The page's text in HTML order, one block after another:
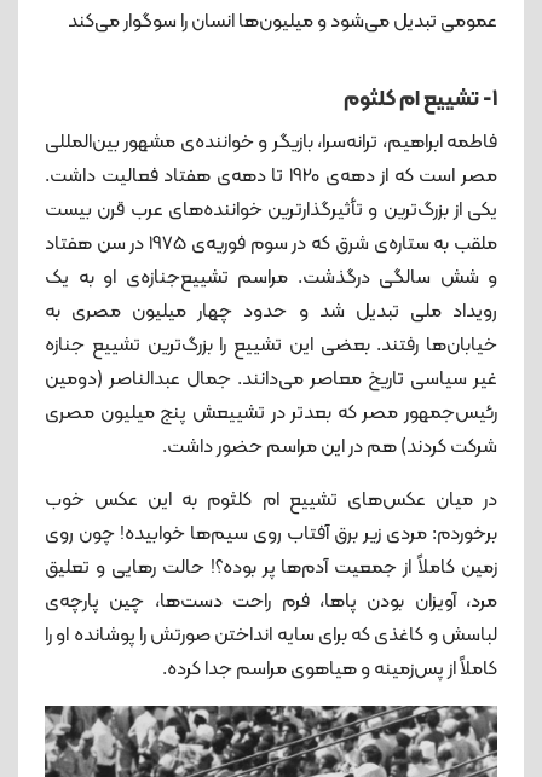
عمومی تبدیل می‌شود و میلیون‌ها انسان را سوگوار می‌کند
۱- تشییع ام کلثوم
فاطمه ابراهیم، ترانه‌سرا، بازیگر و خواننده‌ی مشهور بین‌المللی
مصر است که از دهه‌ی 1920 تا دهه‌ی هفتاد فعالیت داشت.
یکی از بزرگ‌ترین و تأثیرگذارترین خواننده‌های عرب قرن بیست
ملقب به ستاره‌ی شرق که در سوم فوریه‌ی 1975 در سن هفتاد
و شش سالگی درگذشت. مراسم تشییع‌جنازه‌ی او به یک
رویداد ملی تبدیل شد و حدود چهار میلیون مصری به
خیابان‌ها رفتند. بعضی این تشییع را بزرگ‌ترین تشییع جنازه
غیر سیاسی تاریخ معاصر می‌دانند. جمال عبدالناصر (دومین
رئیس‌جمهور مصر که بعدتر در تشییعش پنج میلیون مصری
شرکت کردند) هم در این مراسم حضور داشت.
در میان عکس‌های تشییع ام کلثوم به این عکس خوب
برخوردم: مردی زیر برق آفتاب روی سیم‌ها خوابیده! چون روی
زمین کاملاً از جمعیت آدم‌ها پر بوده؟! حالت رهایی و تعلیق
مرد، آویزان بودن پاها، فرم راحت دست‌ها، چین پارچه‌ی
لباسش و کاغذی که برای سایه انداختن صورتش را پوشانده او را
کاملاً از پس‌زمینه و هیاهوی مراسم جدا کرده.